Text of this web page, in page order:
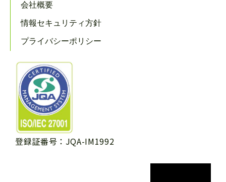
会社概要
情報セキュリティ方針
プライバシーポリシー
登録証番号：JQA-IM1992